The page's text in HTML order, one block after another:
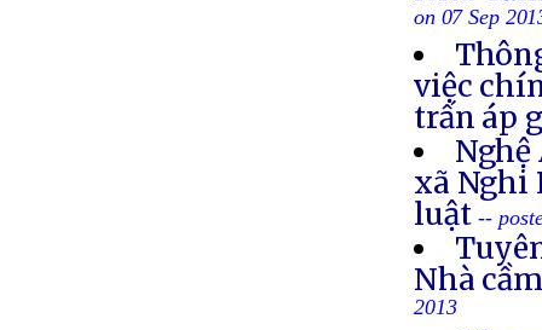
on 07 Sep
việc
trấn áp
Nghệ
xã Nghi
luật--
Nhà
2013